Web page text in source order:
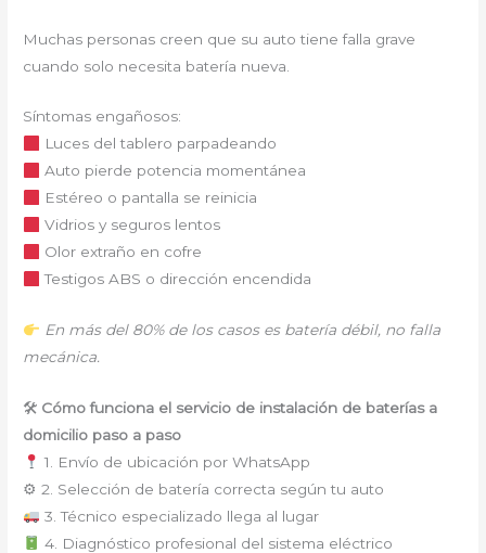
Muchas personas creen que su auto tiene falla grave
cuando solo necesita batería nueva.
Síntomas engañosos:
Luces del tablero parpadeando
Auto pierde potencia momentánea
Estéreo o pantalla se reinicia
Vidrios y seguros lentos
Olor extraño en cofre
Testigos ABS o dirección encendida
En más del 80% de los casos es batería débil, no falla
mecánica.
🛠 Cómo funciona el servicio de instalación de baterías a
domicilio paso a paso
1. Envío de ubicación por WhatsApp
⚙ 2. Selección de batería correcta según tu auto
3. Técnico especializado llega al lugar
4. Diagnóstico profesional del sistema eléctrico